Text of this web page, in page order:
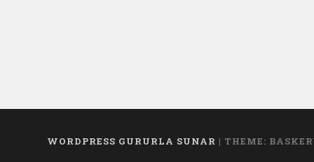
WORDPRESS GURURLA SUNAR | THEME: